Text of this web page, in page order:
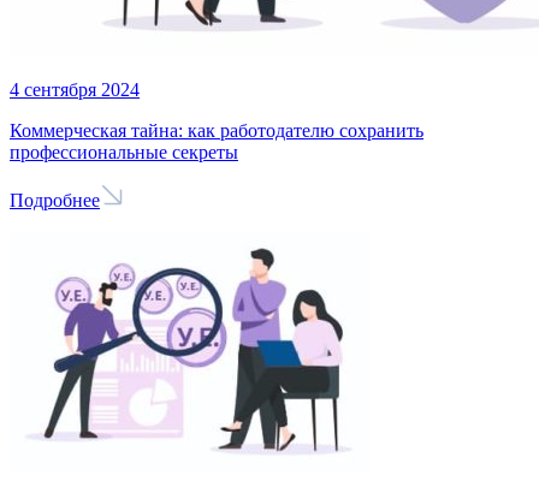
4 сентября 2024
Коммерческая тайна: как работодателю сохранить
профессиональные секреты
Подробнее